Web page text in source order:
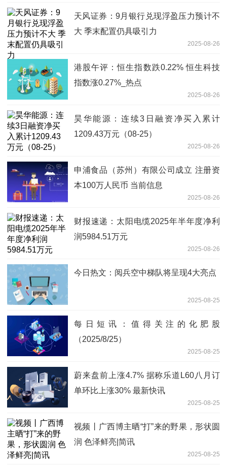
天风证券：9月银行兑现浮盈压力预计不
大 季末配置仍具吸引力
2025-08-26
港股午评：恒生指数跌0.22% 恒生科技
指数涨0.27%_热点
2025-08-26
昊华能源：连续3日融资净买入累计
1209.43万元（08-25）
2025-08-26
申浦食品（苏州）有限公司成立 注册资
本100万人民币 当前信息
2025-08-26
财报速递：太阳电缆2025年半年度净利
润5984.51万元
2025-08-26
今日热文：阅兵空中梯队将呈现4大亮点
2025-08-25
每日短讯：值得关注的化肥股
（2025/8/25）
2025-08-25
蔚来盘前上涨4.7% 据称乐道L60八月订
单环比上涨30% 最新快讯
2025-08-25
视频丨广西博主晒“打”来的野果，形状圆
润 色泽鲜亮|简讯
2025-08-25